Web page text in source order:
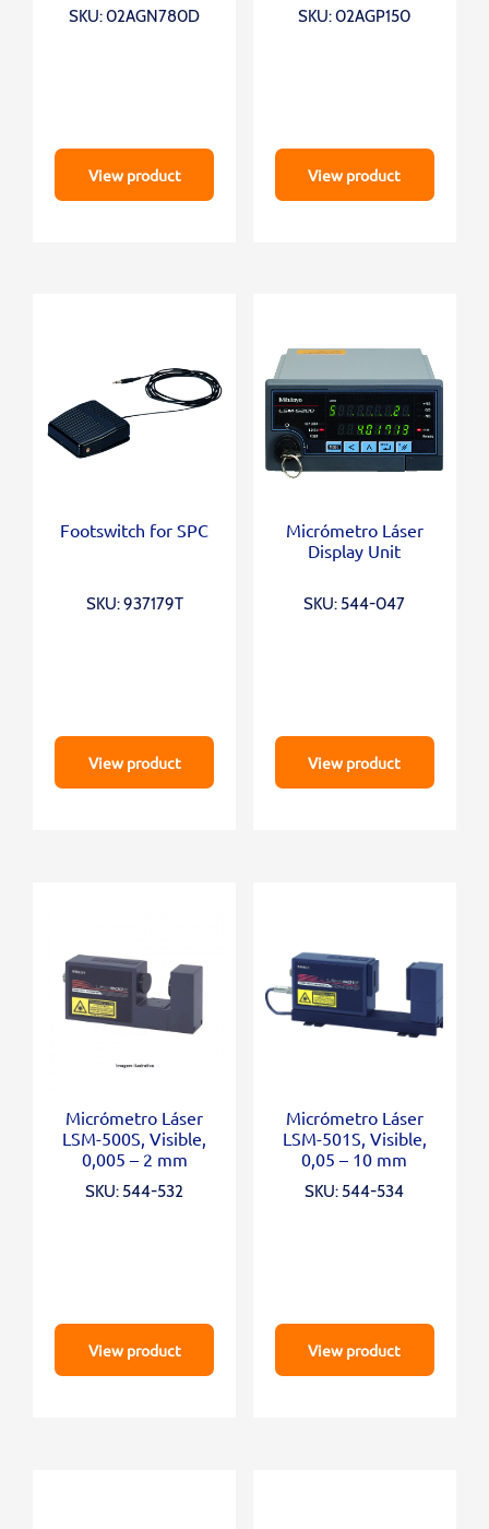
SKU: 02AGN780D
View product
SKU: 02AGP150
View product
Footswitch for SPC
SKU: 937179T
View product
Micrómetro Láser
Display Unit
SKU: 544-047
View product
Micrómetro Láser
LSM-500S, Visible,
0,005 – 2 mm
SKU: 544-532
View product
Micrómetro Láser
LSM-501S, Visible,
0,05 – 10 mm
SKU: 544-534
View product